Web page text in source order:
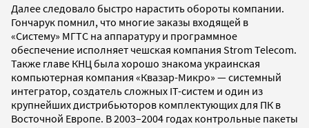
Далее следовало быстро нарастить обороты компании.
Гончарук помнил, что многие заказы входящей в
«Систему» МГТС на аппаратуру и программное
обеспечение исполняет чешская компания Strom Telecom.
Также главе КНЦ была хорошо знакома украинская
компьютерная компания «Квазар-Микро» — системный
интегратор, создатель сложных IT-систем и один из
крупнейших дистрибьюторов комплектующих для ПК в
Восточной Европе. В 2003–2004 годах контрольные пакеты